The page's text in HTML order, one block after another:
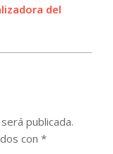
del
publicada.
con *